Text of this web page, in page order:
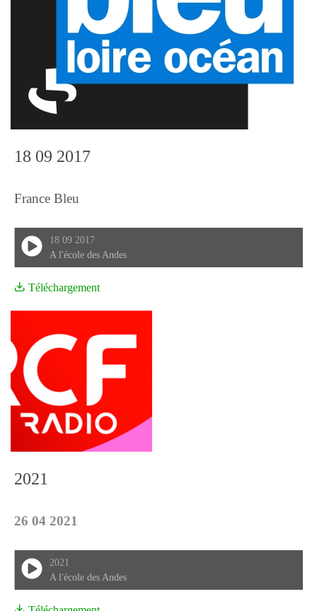
18 09 2017
France Bleu
18 09 2017
A l'école des Andes
Téléchargement
2021
26 04 2021
2021
A l'école des Andes